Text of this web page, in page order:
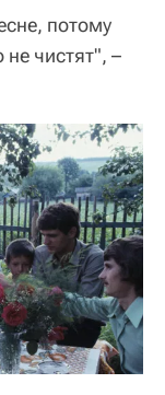
потому
чистят", –